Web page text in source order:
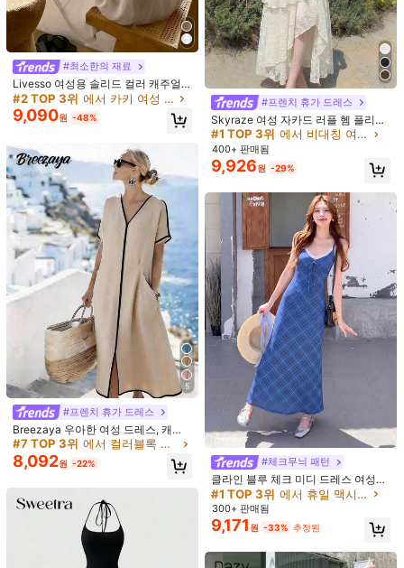
4.81 176K 팔로워
4.81 176K 팔로워
176K 팔로워
4.81 176K 팔로워
4.81 176K 팔로워
4.81 176K 팔로워
4.81
13,303원 14,551원 11,200원 8,949원
추천순 속옷 & 잠옷 의류 액세서리 가방 & 러기지 주얼리 & 시계
5
Aalyst
Aalyst 여성용 캐주얼 루즈핏 셔링 포
켓 드레스, 캡 슬리브, 우아하고 로맨
틱한 외출, 데이트, 부활절, 어머니날,
출퇴근, 휴가, 여름용
16,731원 -32% 추정된
Y6Y
[Y6Y]여성용 솔리드 컬러 라운드 넥
돌만 슬리브 러쉬드 허리 롱 드레스,
여름 여성 의상 베이스 레이어 고급 반
팔 슬림핏 블랙
#1 TOP 3위 A 라인 여성 롱 드레스
700+ 판매됨
12,141 -32% 추정된
#최소한의 재료
Livesso 여성용 솔리드 컬러 캐주얼
다용도 민소매 롱 드레스 여름 맥시 드
레스 여성용 크루즈 의상
#2 TOP 3위 에서 카키 여성 롱 드레스
9,090원 -48%
5
#프렌치 휴가 드레스
Breezaya 우아한 여성 드레스, 캐주
얼 드레스, 휴가 및 휴일 의류, 컨트리
스타일 드레스, 컨트리 콘서트 의상,
편안한 린넨 느낌 슬럽 패브릭 드레스,
트임 드레스, 봄, 여름, 가을 및 겨울 스
타일, 여름 드레스, 비치 드레스, 블랙
드레스, 살구 드레스. 여성 여름 린넨
드레스 여성 캐주얼 드레스 V넥 미디
드레스 루즈핏 여름 드레스
#7 TOP 3위 에서 컬러블록 맥시 드레스
8,092원 -22%
#프렌치 휴가 드레스
Skyraze 여성 자카드 러플 헴 플리츠
캐미 드레스, 섬세한 레이스 패턴과 티
어드 러플 헴이 있는 우아한 화이트 미
디 드레스, 여름, 데이트, 파티, 피크닉,
휴일, 축제, 생일, 휴가, 비치웨어, 컨트
생일 의상, 2026 Y2k 의상 여성 의상,
파리 의상 여성 여름 비치 드레스 결혼
식 하객 드레스 여성 결혼식 파티 드레
스 졸업 드레스 휴가 의상 여성 휴일
드레스 컨트리 콘서트 의상, 러플 드레
스, 여성용 여름 드레스
#1 TOP 3위 에서 비대칭 여성 드레스
400+ 판매됨
9,926원 -29%
#체크무늬 패턴
클라인 블루 체크 미디 드레스 여성용,
여름, 민소매, 허리 조임, 슬리밍 디자
인 우아한
#1 TOP 3위 에서 휴일 맥시 드레스
300+ 판매됨
9,171 원 -33% 추정된